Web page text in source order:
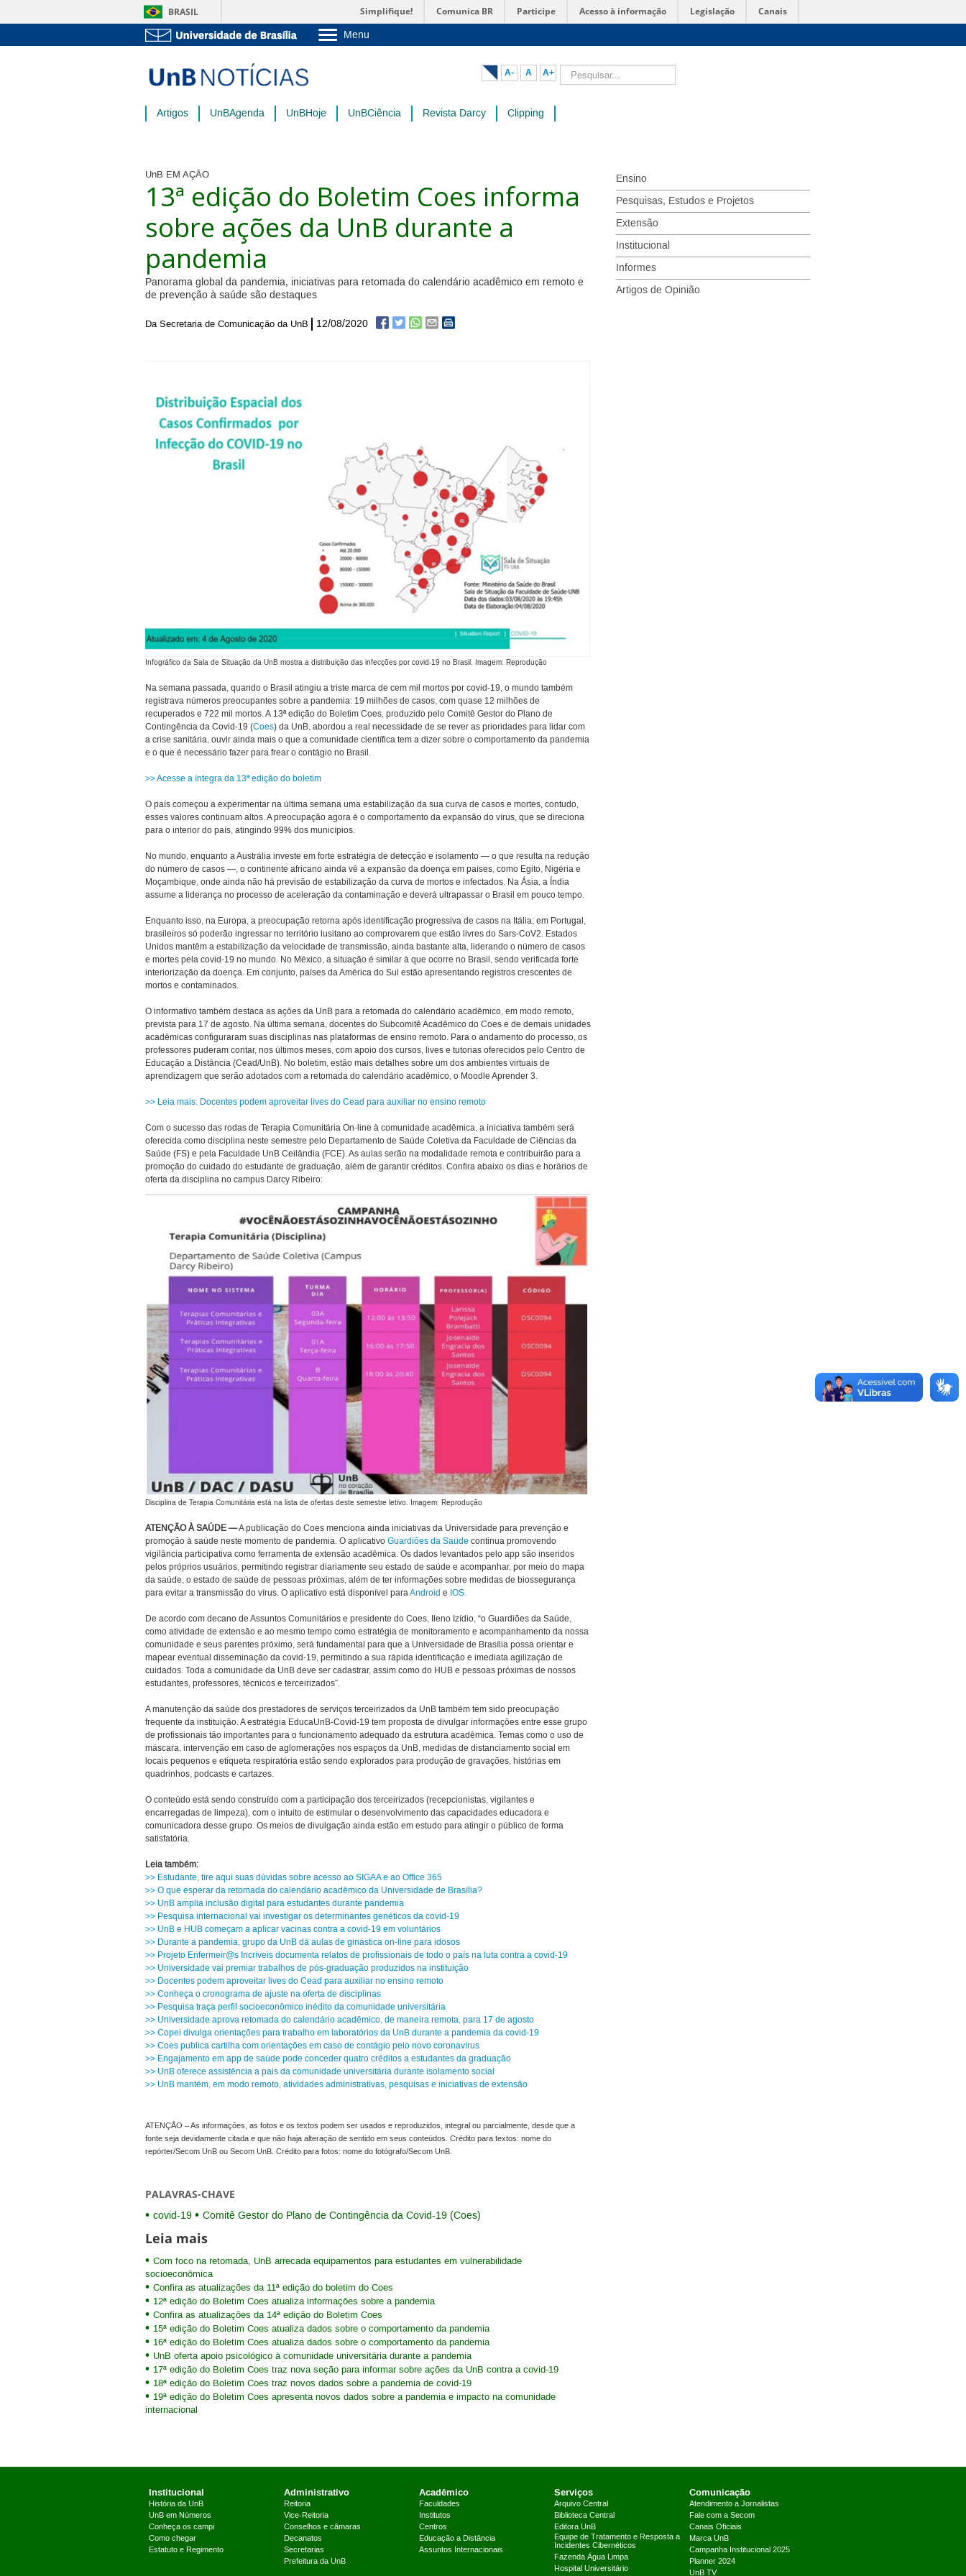
BRASIL Simplifique! Comunica BR Participe Acesso à informação Legislação Canais
Menu
Pós-Graduação
Administração
A- A A+ Pesquisar...
Artigos UnBAgenda UnBHoje UnBCiência Revista Darcy Clipping
UnB EM AÇÃO
13ª edição do Boletim Coes informa
sobre ações da UnB durante a
pandemia
Panorama global da pandemia, iniciativas para retomada do calendário acadêmico em remoto e
de prevenção à saúde são destaques
Da Secretaria de Comunicação da UnB 12/08/2020
Infográfico da Sala de Situação da UnB mostra a distribuição das infecções por covid-19 no Brasil. Imagem: Reprodução
Na semana passada, quando o Brasil atingiu a triste marca de cem mil mortos por covid-19, o mundo também
registrava números preocupantes sobre a pandemia: 19 milhões de casos, com quase 12 milhões de
recuperados e 722 mil mortos. A 13ª edição do Boletim Coes, produzido pelo Comitê Gestor do Plano de
Contingência da Covid-19 (Coes) da UnB, abordou a real necessidade de se rever as prioridades para lidar com
a crise sanitária, ouvir ainda mais o que a comunidade científica tem a dizer sobre o comportamento da pandemia
e o que é necessário fazer para frear o contágio no Brasil.
>> Acesse a íntegra da 13ª edição do boletim
O país começou a experimentar na última semana uma estabilização da sua curva de casos e mortes, contudo,
esses valores continuam altos. A preocupação agora é o comportamento da expansão do vírus, que se direciona
para o interior do país, atingindo 99% dos municípios.
No mundo, enquanto a Austrália investe em forte estratégia de detecção e isolamento — o que resulta na redução
do número de casos —, o continente africano ainda vê a expansão da doença em países, como Egito, Nigéria e
Moçambique, onde ainda não há previsão de estabilização da curva de mortos e infectados. Na Ásia, a Índia
assume a liderança no processo de aceleração da contaminação e deverá ultrapassar o Brasil em pouco tempo.
Enquanto isso, na Europa, a preocupação retorna após identificação progressiva de casos na Itália; em Portugal,
brasileiros só poderão ingressar no território lusitano ao comprovarem que estão livres do Sars-CoV2. Estados
Unidos mantêm a estabilização da velocidade de transmissão, ainda bastante alta, liderando o número de casos
e mortes pela covid-19 no mundo. No México, a situação é similar à que ocorre no Brasil, sendo verificada forte
interiorização da doença. Em conjunto, países da América do Sul estão apresentando registros crescentes de
mortos e contaminados.
O informativo também destaca as ações da UnB para a retomada do calendário acadêmico, em modo remoto,
prevista para 17 de agosto. Na última semana, docentes do Subcomitê Acadêmico do Coes e de demais unidades
acadêmicas configuraram suas disciplinas nas plataformas de ensino remoto. Para o andamento do processo, os
professores puderam contar, nos últimos meses, com apoio dos cursos, lives e tutorias oferecidos pelo Centro de
Educação a Distância (Cead/UnB). No boletim, estão mais detalhes sobre um dos ambientes virtuais de
aprendizagem que serão adotados com a retomada do calendário acadêmico, o Moodle Aprender 3.
>> Leia mais: Docentes podem aproveitar lives do Cead para auxiliar no ensino remoto
Com o sucesso das rodas de Terapia Comunitária On-line à comunidade acadêmica, a iniciativa também será
oferecida como disciplina neste semestre pelo Departamento de Saúde Coletiva da Faculdade de Ciências da
Saúde (FS) e pela Faculdade UnB Ceilândia (FCE). As aulas serão na modalidade remota e contribuirão para a
promoção do cuidado do estudante de graduação, além de garantir créditos. Confira abaixo os dias e horários de
oferta da disciplina no campus Darcy Ribeiro:
Disciplina de Terapia Comunitária está na lista de ofertas deste semestre letivo. Imagem: Reprodução
ATENÇÃO À SAÚDE —A publicação do Coes menciona ainda iniciativas da Universidade para prevenção e
promoção à saúde neste momento de pandemia. O aplicativo Guardiões da Saúde continua promovendo
vigilância participativa como ferramenta de extensão acadêmica. Os dados levantados pelo app são inseridos
pelos próprios usuários, permitindo registrar diariamente seu estado de saúde e acompanhar, por meio do mapa
da saúde, o estado de saúde de pessoas próximas, além de ter informações sobre medidas de biossegurança
para evitar a transmissão do vírus. O aplicativo está disponível paraAndroid e IOS.
De acordo com decano de Assuntos Comunitários e presidente do Coes, Ileno Izídio, “o Guardiões da Saúde,
como atividade de extensão e ao mesmo tempo como estratégia de monitoramento e acompanhamento da nossa
comunidade e seus parentes próximo, será fundamental para que a Universidade de Brasília possa orientar e
mapear eventual disseminação da covid-19, permitindo a sua rápida identificação e imediata agilização de
cuidados. Toda a comunidade da UnB deve ser cadastrar, assim como do HUB e pessoas próximas de nossos
estudantes, professores, técnicos e terceirizados”.
A manutenção da saúde dos prestadores de serviços terceirizados da UnB também tem sido preocupação
frequente da instituição. A estratégia EducaUnB-Covid-19 tem proposta de divulgar informações entre esse grupo
de profissionais tão importantes para o funcionamento adequado da estrutura acadêmica. Temas como o uso de
máscara, intervenção em caso de aglomerações nos espaços da UnB, medidas de distanciamento social em
locais pequenos e etiqueta respiratória estão sendo explorados para produção de gravações, histórias em
quadrinhos, podcasts e cartazes.
O conteúdo está sendo construído com a participação dos terceirizados (recepcionistas, vigilantes e
encarregadas de limpeza), com o intuito de estimular o desenvolvimento das capacidades educadora e
comunicadora desse grupo. Os meios de divulgação ainda estão em estudo para atingir o público de forma
satisfatória.
Leia também:
>> Estudante, tire aqui suas dúvidas sobre acesso ao SIGAA e ao Office 365
>> O que esperar da retomada do calendário acadêmico da Universidade de Brasília?
>> UnB amplia inclusão digital para estudantes durante pandemia
>> Pesquisa internacional vai investigar os determinantes genéticos da covid-19
>> UnB e HUB começam a aplicar vacinas contra a covid-19 em voluntários
>> Durante a pandemia, grupo da UnB dá aulas de ginástica on-line para idosos
>> Projeto Enfermeir@s Incríveis documenta relatos de profissionais de todo o país na luta contra a covid-19
>> Universidade vai premiar trabalhos de pós-graduação produzidos na instituição
>> Docentes podem aproveitar lives do Cead para auxiliar no ensino remoto
>> Conheça o cronograma de ajuste na oferta de disciplinas
>> Pesquisa traça perfil socioeconômico inédito da comunidade universitária
>> Universidade aprova retomada do calendário acadêmico, de maneira remota, para 17 de agosto
>> Copei divulga orientações para trabalho em laboratórios da UnB durante a pandemia da covid-19
>> Coes publica cartilha com orientações em caso de contágio pelo novo coronavírus
>> Engajamento em app de saúde pode conceder quatro créditos a estudantes da graduação
>> UnB oferece assistência a pais da comunidade universitária durante isolamento social
>> UnB mantém, em modo remoto, atividades administrativas, pesquisas e iniciativas de extensão
ATENÇÃO – As informações, as fotos e os textos podem ser usados e reproduzidos, integral ou parcialmente, desde que a
fonte seja devidamente citada e que não haja alteração de sentido em seus conteúdos. Crédito para textos: nome do
repórter/Secom UnB ou Secom UnB. Crédito para fotos: nome do fotógrafo/Secom UnB.
PALAVRAS-CHAVE
covid-19 Comitê Gestor do Plano de Contingência da Covid-19 (Coes)
Leia mais
Com foco na retomada, UnB arrecada equipamentos para estudantes em vulnerabilidade
socioeconômica
Confira as atualizações da 11ª edição do boletim do Coes
12ª edição do Boletim Coes atualiza informações sobre a pandemia
Confira as atualizações da 14ª edição do Boletim Coes
15ª edição do Boletim Coes atualiza dados sobre o comportamento da pandemia
16ª edição do Boletim Coes atualiza dados sobre o comportamento da pandemia
UnB oferta apoio psicológico à comunidade universitária durante a pandemia
17ª edição do Boletim Coes traz nova seção para informar sobre ações da UnB contra a covid-19
18ª edição do Boletim Coes traz novos dados sobre a pandemia de covid-19
19ª edição do Boletim Coes apresenta novos dados sobre a pandemia e impacto na comunidade
internacional
Ensino
Pesquisas, Estudos e Projetos
Extensão
Institucional
Informes
Artigos de Opinião
Institucional
História da UnB
UnB em Números
Conheça os campi
Como chegar
Estatuto e Regimento
Administrativo
Reitoria
Vice-Reitoria
Conselhos e câmaras
Decanatos
Secretarias
Prefeitura da UnB
Acadêmico
Faculdades
Institutos
Centros
Educação a Distância
Assuntos Internacionais
Serviços
Arquivo Central
Biblioteca Central
Editora UnB
Equipe de Tratamento e Resposta a
Incidentes Cibernéticos
Fazenda Água Limpa
Hospital Universitário
Comunicação
Atendimento a Jornalistas
Fale com a Secom
Canais Oficiais
Marca UnB
Campanha Institucional 2025
Planner 2024
UnB TV